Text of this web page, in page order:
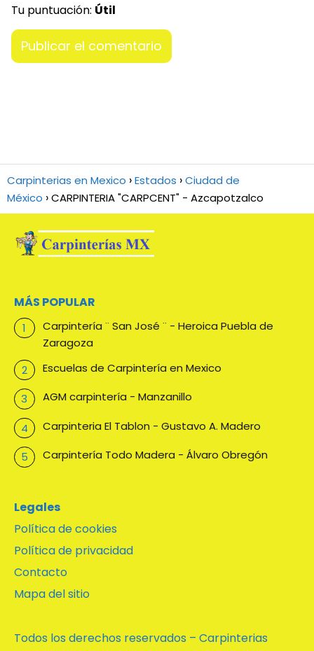
Tu puntuación: Útil
Carpinterias en Mexico Estados
Ciudad de
México
CARPINTERIA "CARPCENT" - Azcapotzalco
MÁS POPULAR
Carpintería ¨ San José ¨ - Heroica Puebla de
Zaragoza
Escuelas de Carpintería en Mexico
AGM carpintería - Manzanillo
Carpinteria El Tablon - Gustavo A. Madero
Carpintería Todo Madera - Álvaro Obregón
Legales
Política de cookies
Política de privacidad
Contacto
Mapa del sitio
Todos los derechos reservados – Carpinterias